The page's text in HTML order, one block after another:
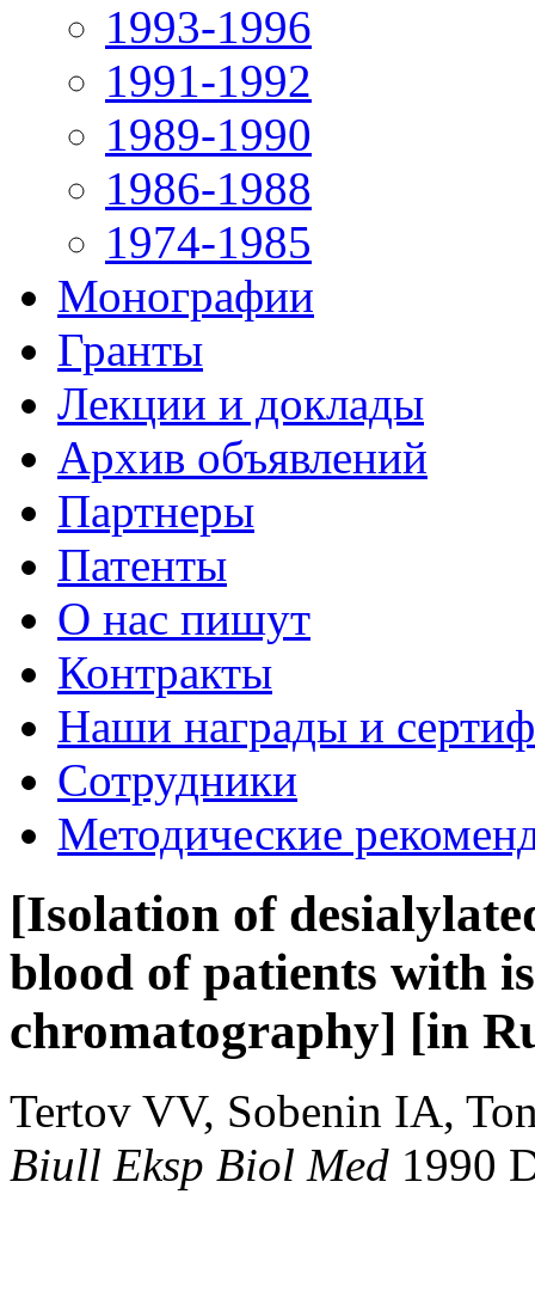
1993-1996
1991-1992
1989-1990
1986-1988
1974-1985
Монографии
Гранты
Лекции и доклады
Архив объявлений
Партнеры
Патенты
О нас пишут
Контракты
Наши награды и
Сотрудники
Методические
[Isolation of
blood of patients with
chromatography] [in
Tertov VV, Sobenin IA,
Biull Eksp Biol Med 1990